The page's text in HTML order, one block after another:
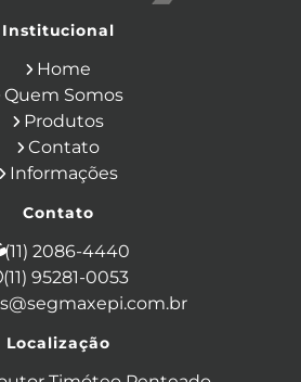
Cone de Sinalização
de Construcao Civil
para Construção
para Câmara Fria
Luva de Cobertura
Luva Isolante
Químicos
Agentes Químicos
Respiratória com
Automatica
Institucional
Home
Quem Somos
Produtos
Contato
Informações
Contato
(11) 2086-4440
(11) 95281-0053
Localização